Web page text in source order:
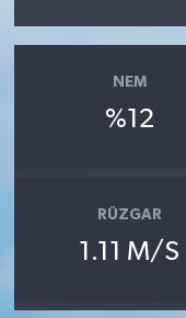
NEM
%12
RÜZGAR
1.11 M/S